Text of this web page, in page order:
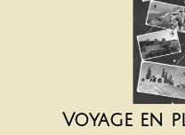
Voyage en